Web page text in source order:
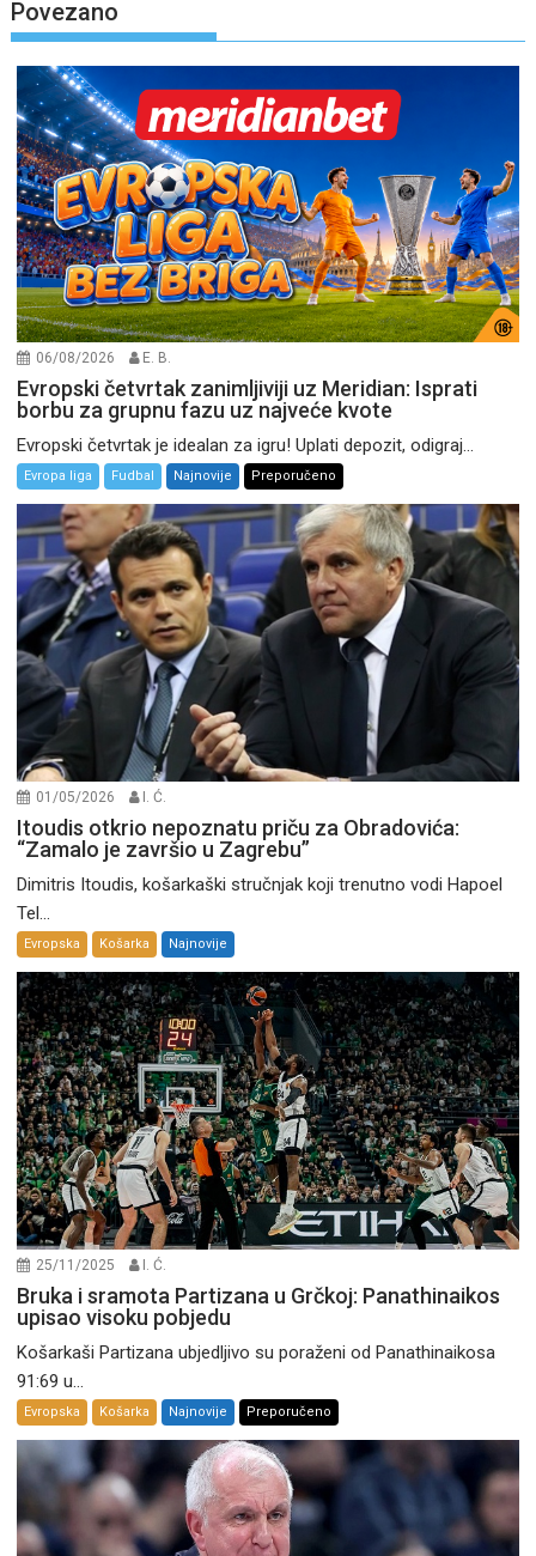
Povezano
06/08/2026 E. B.
Evropski četvrtak zanimljiviji uz Meridian: Isprati
borbu za grupnu fazu uz najveće kvote
Evropski četvrtak je idealan za igru! Uplati depozit, odigraj...
Evropa liga Fudbal Najnovije Preporučeno
01/05/2026 I. Ć.
Itoudis otkrio nepoznatu priču za Obradovića:
“Zamalo je završio u Zagrebu”
Dimitris Itoudis, košarkaški stručnjak koji trenutno vodi Hapoel
Tel...
Evropska Košarka Najnovije
25/11/2025 I. Ć.
Bruka i sramota Partizana u Grčkoj: Panathinaikos
upisao visoku pobjedu
Košarkaši Partizana ubjedljivo su poraženi od Panathinaikosa
91:69 u...
Evropska Košarka Najnovije Preporučeno